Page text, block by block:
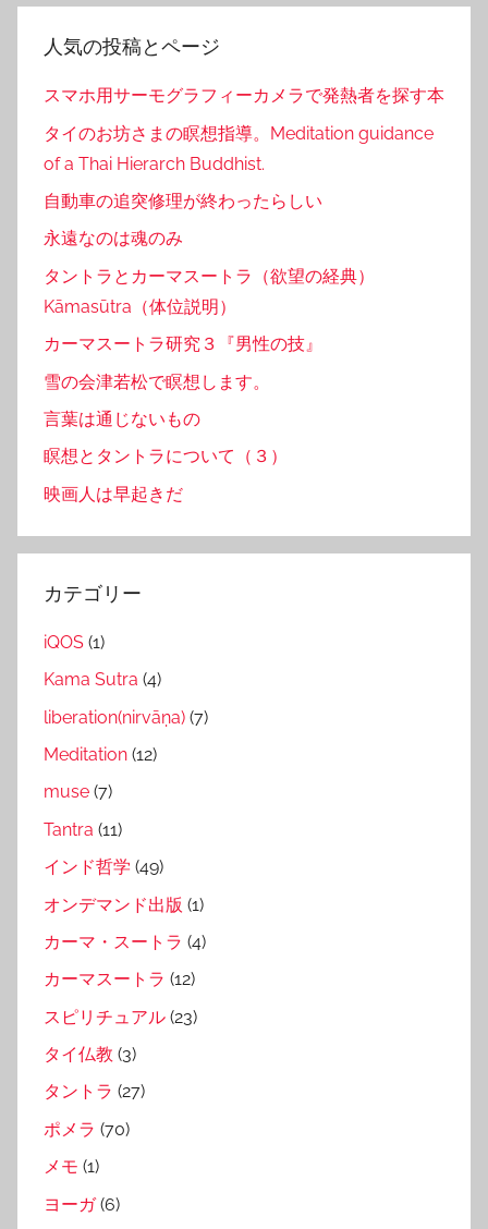
人気の投稿とページ
スマホ用サーモグラフィーカメラで発熱者を探す本
タイのお坊さまの瞑想指導。Meditation guidance
of a Thai Hierarch Buddhist.
自動車の追突修理が終わったらしい
永遠なのは魂のみ
タントラとカーマスートラ（欲望の経典）
Kāmasūtra（体位説明）
カーマスートラ研究３『男性の技』
雪の会津若松で瞑想します。
言葉は通じないもの
瞑想とタントラについて（３）
映画人は早起きだ
カテゴリー
iQOS (1)
Kama Sutra (4)
liberation(nirvāṇa) (7)
Meditation (12)
muse (7)
Tantra (11)
インド哲学 (49)
オンデマンド出版 (1)
カーマ・スートラ (4)
カーマスートラ (12)
スピリチュアル (23)
タイ仏教 (3)
タントラ (27)
ポメラ (70)
メモ (1)
ヨーガ(6)